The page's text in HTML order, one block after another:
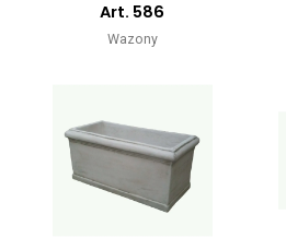
Art. 586
Wazony